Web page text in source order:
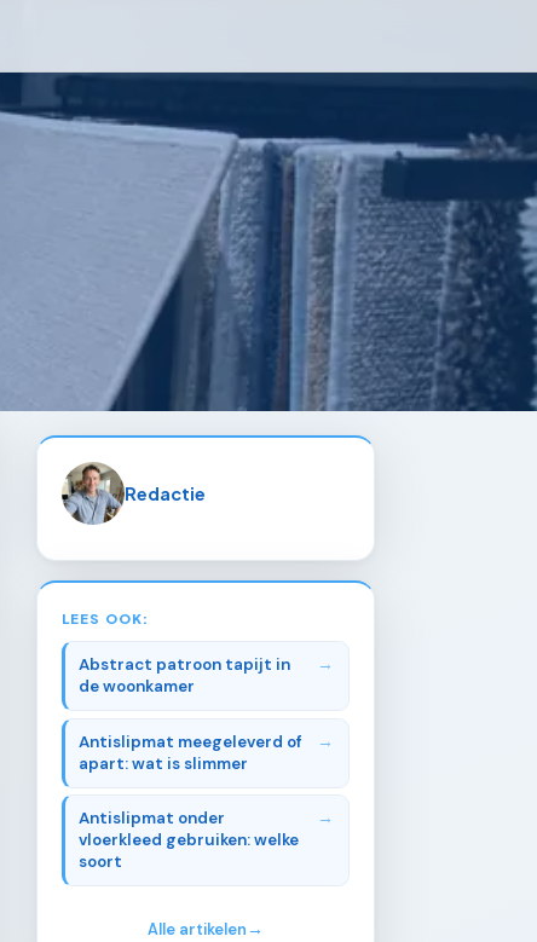
Redactie
LEES OOK:
Abstract patroon tapijt in
de woonkamer
Antislipmat meegeleverd of
apart: wat is slimmer
Antislipmat onder
vloerkleed gebruiken: welke
soort
Alle artikelen